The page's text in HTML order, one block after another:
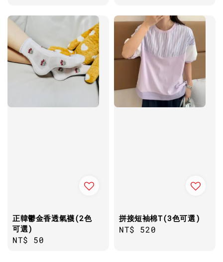
正韓鬱金香透氣襪(2色
可選)
Regular
NT$ 50
拼接短袖棉T(3色可選)
Regular
NT$ 520